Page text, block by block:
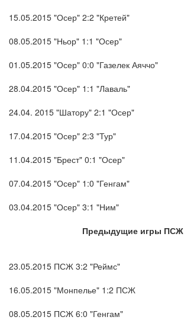
15.05.2015 "Осер" 2:2 "Кретей"
08.05.2015 "Ньор" 1:1 "Осер"
01.05.2015 "Осер" 0:0 "Газелек Аяччо"
28.04.2015 "Осер" 1:1 "Лаваль"
24.04. 2015 "Шатору" 2:1 "Осер"
17.04.2015 "Осер" 2:3 "Тур"
11.04.2015 "Брест" 0:1 "Осер"
07.04.2015 "Осер" 1:0 "Генгам"
03.04.2015 "Осер" 3:1 "Ним"
Предыдущие игры ПСЖ
23.05.2015 ПСЖ 3:2 "Реймс"
16.05.2015 "Монпелье" 1:2 ПСЖ
08.05.2015 ПСЖ 6:0 "Генгам"